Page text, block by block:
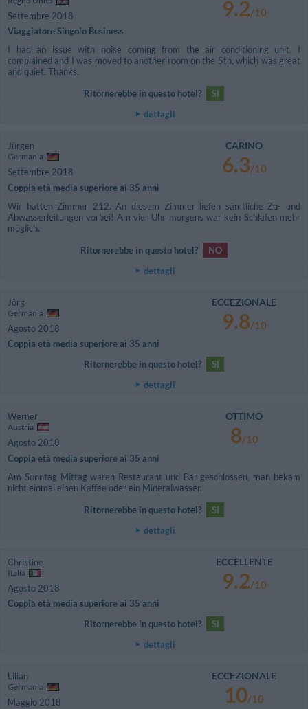
Settembre 2018
Viaggiatore Singolo Business
9.2/10
I had an issue with noise coming from the air conditioning unit. I
complained and I was moved to another room on the 5th, which was great
and quiet. Thanks.
Ritornerebbe in questo hotel?
SI
dettagli
Jürgen
Germania
Settembre 2018
Coppia età media superiore ai 35 anni
CARINO
6.3/10
Wir hatten Zimmer 212. An diesem Zimmer liefen sämtliche Zu- und
Abwasserleitungen vorbei! Am vier Uhr morgens war kein Schlafen mehr
möglich.
Ritornerebbe in questo hotel?
NO
dettagli
Jörg
Germania
Agosto 2018
Coppia età media superiore ai 35 anni
ECCEZIONALE
9.8/10
Ritornerebbe in questo hotel?
SI
dettagli
Werner
Austria
Agosto 2018
Coppia età media superiore ai 35 anni
OTTIMO
8/10
Am Sonntag Mittag waren Restaurant und Bar geschlossen, man bekam
nicht einmal einen Kaffee oder ein Mineralwasser.
Ritornerebbe in questo hotel?
SI
dettagli
Christine
Italia
Agosto 2018
Coppia età media superiore ai 35 anni
ECCELLENTE
9.2/10
Ritornerebbe in questo hotel?
SI
dettagli
Lilian
Germania
Maggio 2018
ECCEZIONALE
10/10